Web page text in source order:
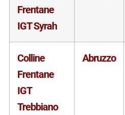
Frentane
IGT Syrah
Colline
Frentane
IGT
Trebbiano
Abruzzo